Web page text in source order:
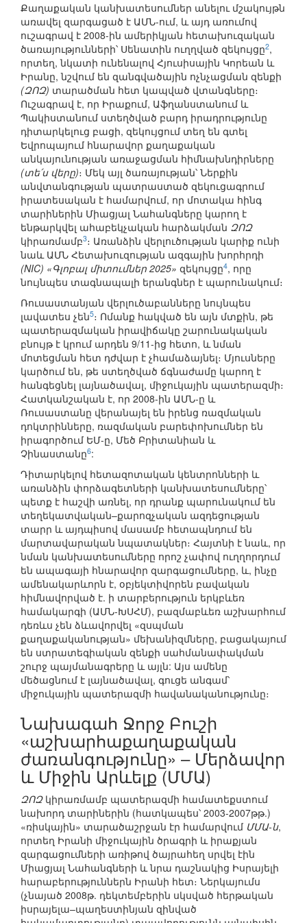
Քաղաքական կանխատեսումներ անելու մշակույթն
առավել զարգացած է ԱՄՆ-ում, և այդ առումով
ուշագրավ է 2008-ին ամերիկյան հետախուզական
ծառայությունների՝ Սենատին ուղղված զեկույցը2,
որտեղ, նկատի ունենալով Հյուսիսային Կորեան և
Իրանը, նշվում են զանգվածային ոչնչացման զենքի
(ԶՈԶ) տարածման հետ կապված վտանգները։
Ուշագրավ է, որ Իրաքում, Աֆղանստանում և
Պակիստանում ստեղծված բարդ իրադրությունը
դիտարկելուց բացի, զեկույցում տեղ են գտել
Եվրոպայում հնարավոր քաղաքական
անկայունության առաջացման հիմնախնդիրները
(տե՛ս վերը)։ Մեկ այլ ծառայության՝ Ներքին
անվտանգության պատրաստած զեկուցագրում
իրատեսական է համարվում, որ մոտակա հինգ
տարիներին Միացյալ Նահանգները կարող է
ենթարկվել ահաբեկչական հարձակման ԶՈԶ
կիրառմամբ3։ Առանձին վերլուծության կարիք ունի
նաև ԱՄՆ Հետախուզության ազգային խորհրդի
(NIC) «Գլոբալ միտումներ 2025» զեկույցը4, որը
նույնպես տագնապալի երանգներ է պարունակում։
Ռուսաստանյան վերլուծաբանները նույնպես
լավատես չեն5։ Ոմանք հակված են այն մտքին, թե
պատերազմական իրավիճակը շարունակական
բնույթ է կրում արդեն 9/11-ից հետո, և նման
մոտեցման հետ դժվար է չհամաձայնել։ Մյուսները
կարծում են, թե ստեղծված ճգնաժամը կարող է
հանգեցնել լայնածավալ, միջուկային պատերազմի։
Հատկանշական է, որ 2008-ին ԱՄՆ-ը և
Ռուսաստանը վերանայել են իրենց ռազմական
դոկտրինները, ռազմական բարեփոխումներ են
իրագործում ԵՄ-ը, Մեծ Բրիտանիան և
Չինաստանը6:
Դիտարկելով հետազոտական կենտրոնների և
առանձին փորձագետների կանխատեսումները՝
պետք է հաշվի առնել, որ դրանք պարունակում են
տեղեկատվական–քարոզչական ազդեցության
տարր և այդպիսով մասամբ հետապնդում են
մարտավարական նպատակներ։ Հայտնի է նաև, որ
նման կանխատեսումները որոշ չափով ուղղորդում
են ապագայի հնարավոր զարգացումները, և, ինչը
ամենակարևորն է, օբյեկտիվորեն բավական
հիմնավորված է. ի տարբերություն երկբևեռ
համակարգի (ԱՄՆ-ԽՍՀՄ), բազմաբևեռ աշխարհում
դեռևս չեն ձևավորվել «զսպման
քաղաքականության» մեխանիզմները, բացակայում
են ստրատեգիական զենքի սահմանափակման
շուրջ պայմանագրերը և այլն: Այս ամենը
մեծացնում է լայնածավալ, գուցե անգամ՝
միջուկային պատերազմի հավանականությունը։
Նախագահ Ջորջ Բուշի
«աշխարհաքաղաքական
ժառանգությունը» – Մերձավոր
և Միջին Արևելք (ՄՄԱ)
ԶՈԶկիրառմամբ պատերազմի համատեքստում
նախորդ տարիներին (հատկապես՝ 2003-2007թթ.)
«ռիսկային» տարածաշրջան էր համարվում ՄՄԱ-ն,
որտեղ Իրանի միջուկային ծրագրի և իրաքյան
զարգացումների առիթով ծայրահեղ սրվել էին
Միացյալ Նահանգների և նրա դաշնակից Իսրայելի
հարաբերություններն Իրանի հետ։ Ներկայումս
(չնայած 2008թ. դեկտեմբերին սկսված հերթական
իսրայելա–պաղեստինյան զինված